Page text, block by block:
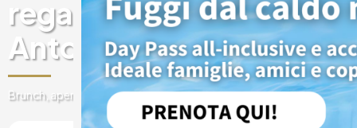
regalo sui hotel di lusso
Antoni de Portmany
Brunch, aperitivi, spa, pass giornalieri, fughe e tanto altro.